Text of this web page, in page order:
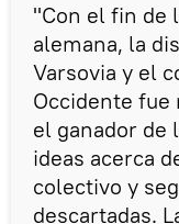
"Con el fin de
alemana, la
Varsovia y el
Occidente
el ganador de
ideas acerca
colectivo y
descartadas.